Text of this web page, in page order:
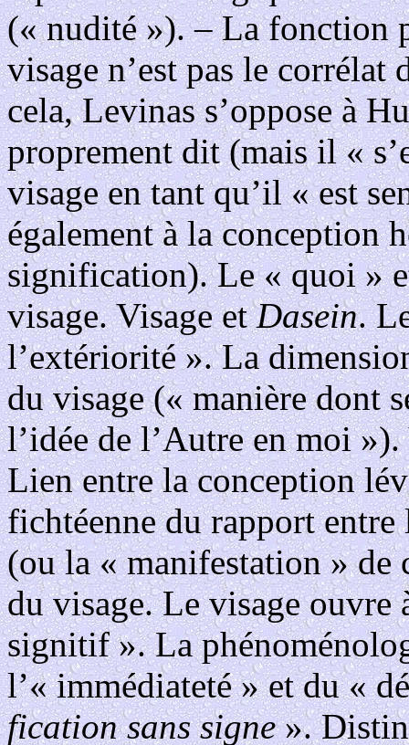
(« nudité »). – La fonction
visage n’est pas le
cela, Levinas s’oppose à
proprement dit (mais il «
visage en tant qu’il « est
également à la conception
signification). Le « quoi »
visage. Visage etDasein.
l’extériorité ». La
du visage (« manière dont
l’idée de l’Autre en moi
Lien entre la conception
fichtéenne du rapport entre
(ou la « manifestation » de
du visage. Le visage ouvre
signitif ». La
l’« immédiateté » et du «
fication sans signe».